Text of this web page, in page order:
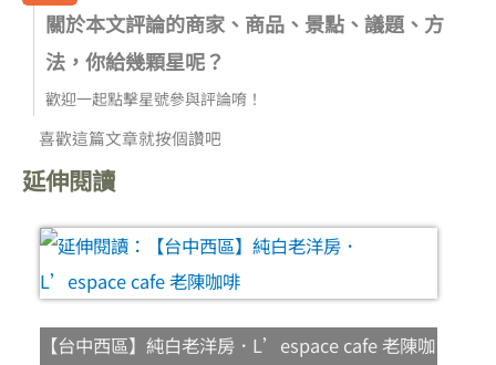
關於本文評論的商家、商品、景點、議題、方
法，你給幾顆星呢？
歡迎一起點擊星號參與評論唷！
喜歡這篇文章就按個讚吧
延伸閱讀
【台中西區】純白老洋房．L’espace cafe 老陳咖